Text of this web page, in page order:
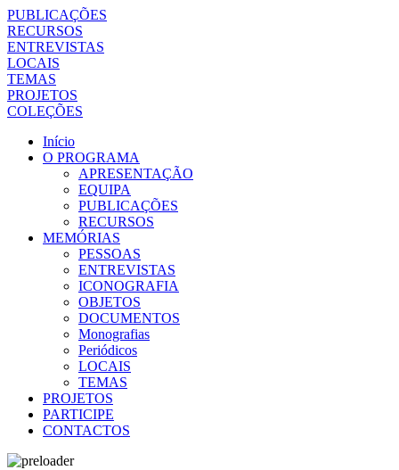
PUBLICAÇÕES
RECURSOS
ENTREVISTAS
LOCAIS
TEMAS
PROJETOS
COLEÇÕES
Início
O PROGRAMA
APRESENTAÇÃO
EQUIPA
PUBLICAÇÕES
RECURSOS
MEMÓRIAS
PESSOAS
ENTREVISTAS
ICONOGRAFIA
OBJETOS
DOCUMENTOS
Monografias
Periódicos
LOCAIS
TEMAS
PROJETOS
PARTICIPE
CONTACTOS